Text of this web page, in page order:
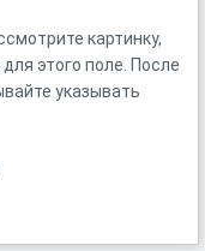
картинку,
этого поле. После
указывать